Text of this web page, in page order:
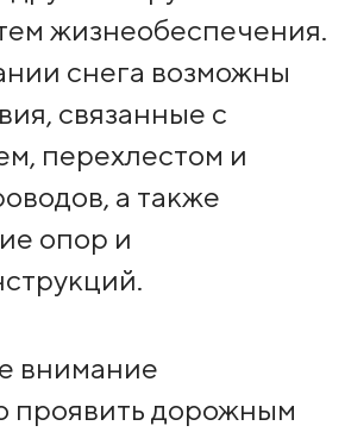
жизнеобеспечения.
снега возможны
связанные с
перехлестом и
а также
опор и
внимание
проявить дорожным